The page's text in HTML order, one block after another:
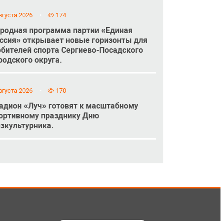
2026 174
программа партии «Единая
открывает новые горизонты для
спорта Сергиево-Посадского
округа.
2026 170
«Луч» готовят к масштабному
празднику Дню